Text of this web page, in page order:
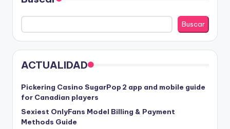
Buscar
ACTUALIDAD
Pickering Casino SugarPop 2 app and mobile guide
for Canadian players
Sexiest OnlyFans Model Billing & Payment
Methods Guide